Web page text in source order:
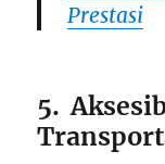
Prestasi
5.